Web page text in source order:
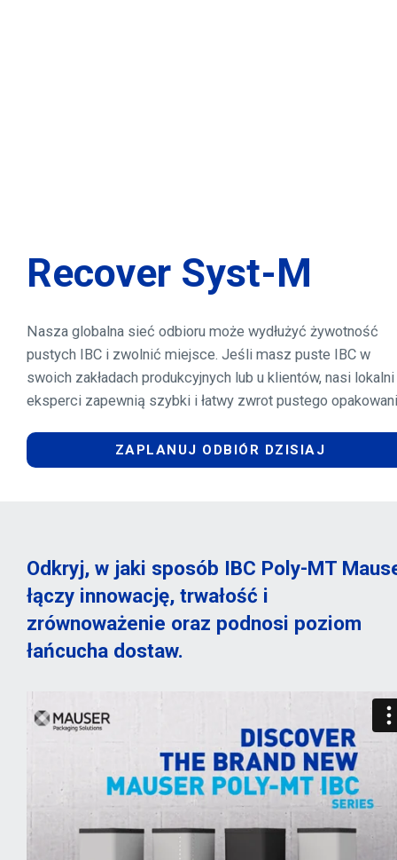
Recover Syst-M
Nasza globalna sieć odbioru może wydłużyć żywotność
pustych IBC i zwolnić miejsce. Jeśli masz puste IBC w
swoich zakładach produkcyjnych lub u klientów, nasi lokalni
eksperci zapewnią szybki i łatwy zwrot pustego
ZAPLANUJ ODBIÓR DZISIAJ
Odkryj, w jaki sposób IBC Poly-MT
łączy innowację, trwałość i
zrównoważenie oraz podnosi poziom
łańcucha dostaw.